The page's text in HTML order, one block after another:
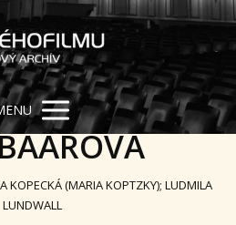
KOPECKÁ (MARIA KOPTZKY); LUDMILA
LUNDWALL